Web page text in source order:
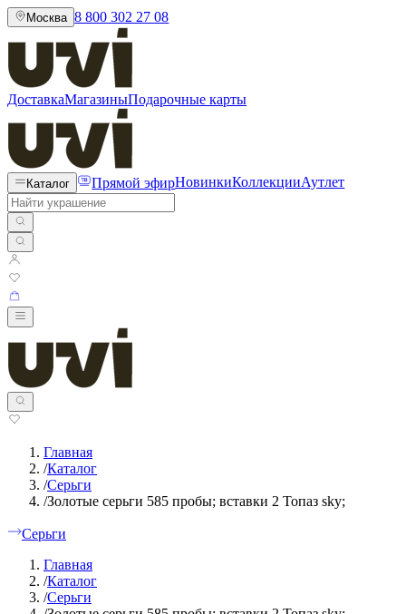
Москва 8 800 302 27 08
ДоставкаМагазиныПодарочные карты
Каталог Прямой эфирНовинкиКоллекцииАутлет
Главная
/Каталог
/Серьги
/Золотые серьги 585 пробы; вставки 2 Топаз sky;
Серьги
Главная
/Каталог
/Серьги